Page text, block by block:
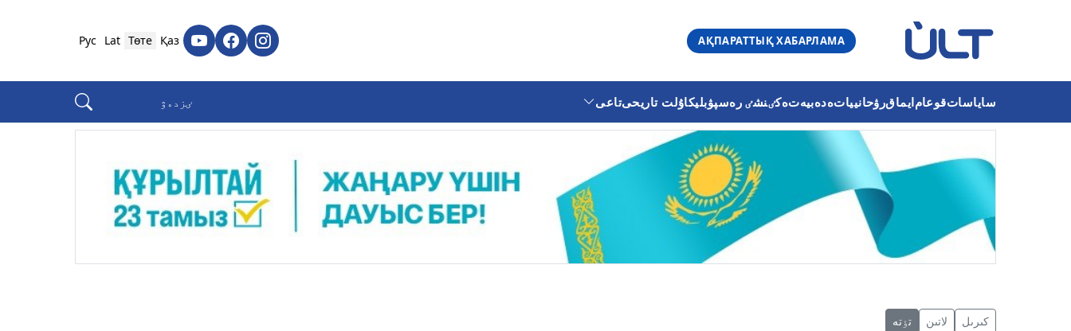
АҚПАРАТТЫҚ ХАБАРЛАМА
Қаз
Төте
Lat
Рус
ساياساتقوعامايماقرۋحانيياتەدەبيەتەكٸنشٸ رەسپۋبليكاۇلت تاريحىتاعى
كىرىل لاتىن تٶتە